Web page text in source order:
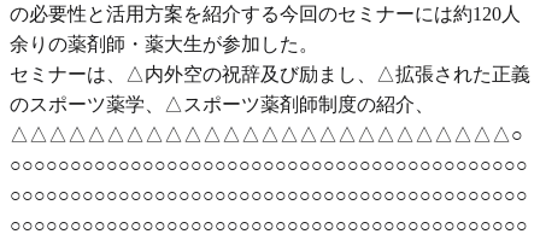
の必要性と活用方案を紹介する今回のセミナーには約120人
余りの薬剤師・薬大生が参加した。
セミナーは、△内外空の祝辞及び励まし、△拡張された正義
のスポーツ薬学、△スポーツ薬剤師制度の紹介、
△△△△△△△△△△△△△△△△△△△△△△△△△△○
○○○○○○○○○○○○○○○○○○○○○○○○○○○○○○○○○○○○○○○○○○○
○○○○○○○○○○○○○○○○○○○○○○○○○○○○○○○○○○○○○○○○○○○
○○○○○○○○○○○○○○○○○○○○○○○○○○○○○○○○○○○○○○○○○○○